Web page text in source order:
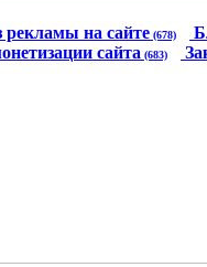
рекламы на сайте (678)
сайта (683)